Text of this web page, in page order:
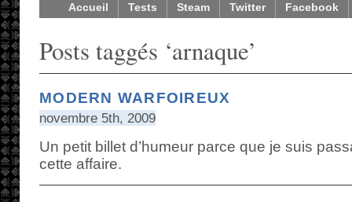
Accueil Tests Steam Twitter Facebook
Posts taggés ‘arnaque’
MODERN WARFOIREUX
novembre 5th, 2009
Un petit billet d’humeur parce que je suis
cette affaire.